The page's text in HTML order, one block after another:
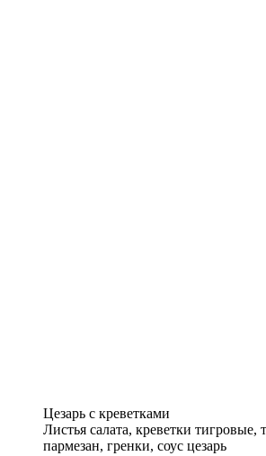
Цезарь с креветками
Листья салата, креветки
пармезан, гренки, соус цезарь